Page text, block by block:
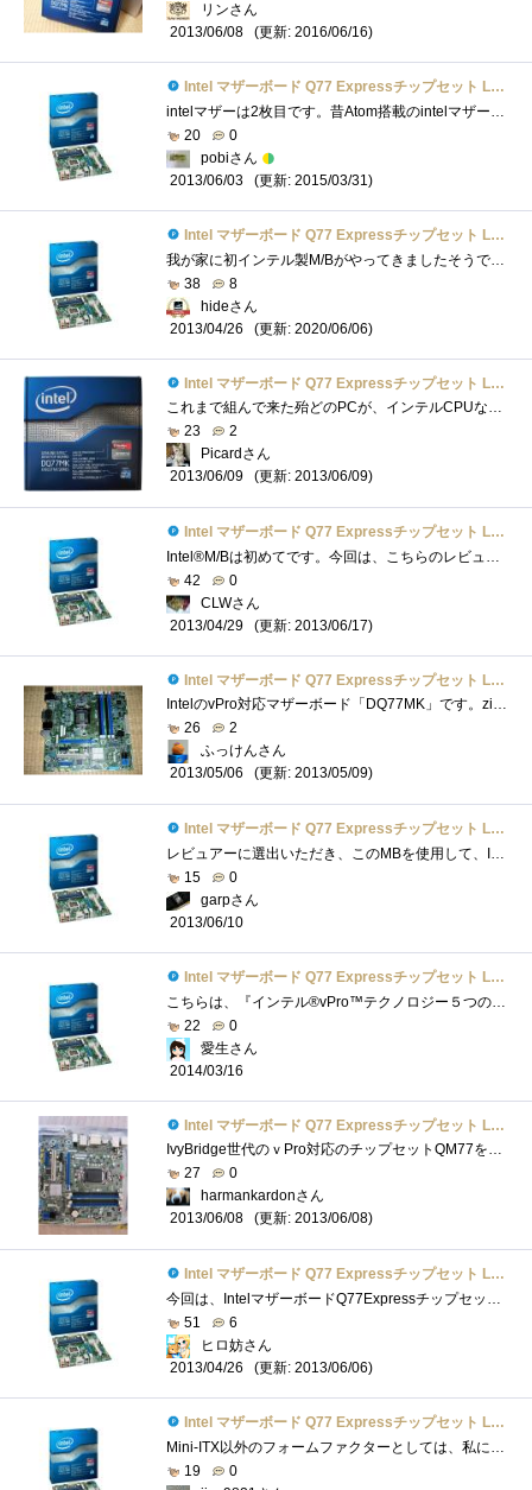
リンさん
2013/06/08
(更新: 2016/06/16)
Intel マザーボード Q77 Expressチップセット LGA1155 BOXDQ77MK 【Micro-ATX】
intelマザーは2枚目です。昔Atom搭載のintelマザーを使っていましたがBIOSがじゃじゃ馬で大変でした。 今回運よくレビューに当選しこのマザーボー�...
20
0
pobiさん
2013/06/03
(更新: 2015/03/31)
Intel マザーボード Q77 Expressチップセット LGA1155 BOXDQ77MK 【Micro-ATX】
我が家に初インテル製M/Bがやってきましたそうです、プレミアムレビューに選出されたからです今思うと、これだけ作っていながら、なぜ1台もイ�...
38
8
hideさん
2013/04/26
(更新: 2020/06/06)
Intel マザーボード Q77 Expressチップセット LGA1155 BOXDQ77MK 【Micro-ATX】
これまで組んで来た殆どのPCが、インテルCPUなのに、これまでインテル製マザーボードを使ったことがありませんでした。安心感はあるものの、機...
23
2
Picardさん
2013/06/09
(更新: 2013/06/09)
Intel マザーボード Q77 Expressチップセット LGA1155 BOXDQ77MK 【Micro-ATX】
Intel®M/Bは初めてです。今回は、こちらのレビュー完成は必須条件では有りませんが、取りあえず組み上げたのでその動作検証の意味も含めて少し�...
42
0
CLWさん
2013/04/29
(更新: 2013/06/17)
Intel マザーボード Q77 Expressチップセット LGA1155 BOXDQ77MK 【Micro-ATX】
IntelのvPro対応マザーボード「DQ77MK」です。zigsowのvProプレミアムレビューのレビュー品の一つです(；=ﾟωﾟ)=３３３【メーカー/型番】intel/DQ77MK【チ...
26
2
ふっけんさん
2013/05/06
(更新: 2013/05/09)
Intel マザーボード Q77 Expressチップセット LGA1155 BOXDQ77MK 【Micro-ATX】
レビュアーに選出いただき、このMBを使用して、Intelさんがこっそり(？)と仕込んだ数々の便利な機能についてレビューをさせていただきました。�...
15
0
garpさん
2013/06/10
Intel マザーボード Q77 Expressチップセット LGA1155 BOXDQ77MK 【Micro-ATX】
こちらは、『インテル®vPro™テクノロジー５つの謎』で頂いたIntelBOXDQ77MKです。 LGA1155ソケット用のマザーボードで、私のメインPCのマザーボード�...
22
0
愛生さん
2014/03/16
Intel マザーボード Q77 Expressチップセット LGA1155 BOXDQ77MK 【Micro-ATX】
IvyBridge世代のｖPro対応のチップセットQM77を搭載したMicroATXフォームファクターのマザーボードです．対応するCPUは，LGA1155で，TDPは９５Wとされてお...
27
0
harmankardonさん
2013/06/08
(更新: 2013/06/08)
Intel マザーボード Q77 Expressチップセット LGA1155 BOXDQ77MK 【Micro-ATX】
今回は、IntelマザーボードQ77ExpressチップセットLGA1155BOXDQ77MK【Micro-ATX】のレビューです。外見大きさ比較ケース入りDVD-R、4枚分でした。Micro-ATXサイ�...
51
6
ヒロ妨さん
2013/04/26
(更新: 2013/06/06)
Intel マザーボード Q77 Expressチップセット LGA1155 BOXDQ77MK 【Micro-ATX】
Mini-ITX以外のフォームファクターとしては、私にとってかなり久しぶりとなるIntel純正マザーボードです。以前使ったのは確かOR840まで遡ると思い�...
19
0